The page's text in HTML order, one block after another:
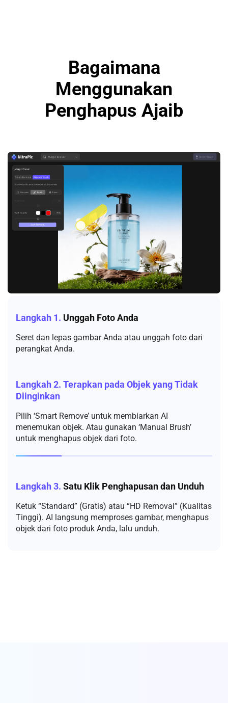
Bagaimana
Menggunakan
Penghapus Ajaib
Langkah 1. Unggah Foto Anda
Seret dan lepas gambar Anda atau unggah foto dari
perangkat Anda.
Langkah 2. Terapkan pada Objek yang Tidak
Diinginkan
Pilih ‘Smart Remove’ untuk membiarkan AI
menemukan objek. Atau gunakan ‘Manual Brush’
untuk menghapus objek dari foto.
Langkah 3. Satu Klik Penghapusan dan Unduh
Ketuk “Standard” (Gratis) atau “HD Removal” (Kualitas
Tinggi). AI langsung memproses gambar, menghapus
objek dari foto produk Anda, lalu unduh.